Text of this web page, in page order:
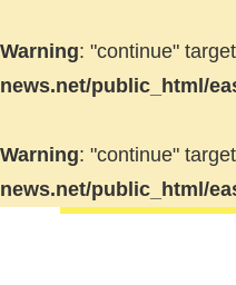
Warning: "continue"
news.net/public_html/
Warning: "continue"
news.net/public_html/